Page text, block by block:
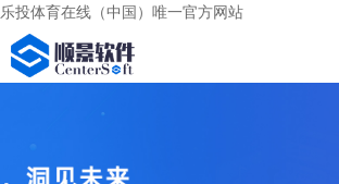
乐投体育在线（中国）唯一官方网站